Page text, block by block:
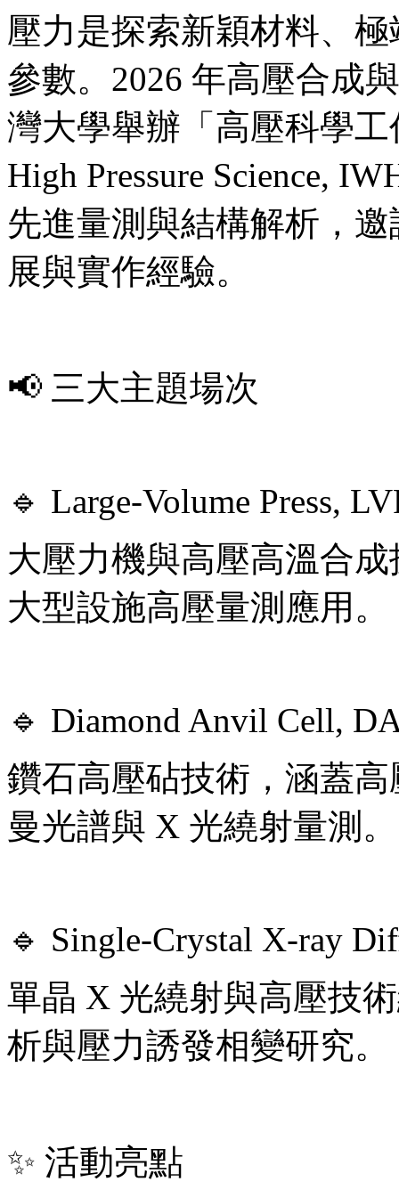
壓力是探索新穎材料、
參數。2026 年高壓合成
灣大學舉辦「高壓科學工
High Pressure Science,
先進量測與結構解析，
展與實作經驗。
📢 三大主題場次
🔹 Large-Volume Press,
大壓力機與高壓高溫合
大型設施高壓量測應用。
🔹 Diamond Anvil Cell,
鑽石高壓砧技術，涵蓋
曼光譜與 X 光繞射量測。
🔹 Single-Crystal X-ray
單晶 X 光繞射與高壓技
析與壓力誘發相變研究。
✨ 活動亮點